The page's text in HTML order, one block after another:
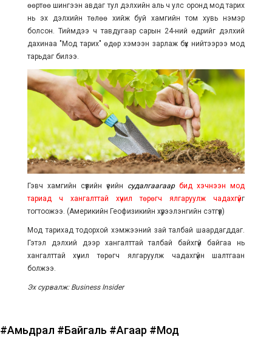
өөртөө шингээн авдаг тул дэлхийн аль ч улс оронд мод тарих
нь эх дэлхийн төлөө хийж буй хамгийн том хувь нэмэр
болсон. Тиймдээ ч тавдугаар сарын 24-ний өдрийг дэлхий
дахинаа "Мод тарих" өдөр хэмээн зарлаж бүх нийтээрээ мод
тарьдаг билээ.
Гэвч хамгийн сүүлийн үеийн судалгаагаар бид хэчнээн мод
тариад ч хангалттай хүчил төрөгч ялгаруулж чадахгүйг
тогтоожээ. (Америкийн Геофизикийн хүрээлэнгийн сэтгүүл)
Мод тарихад тодорхой хэмжээний зай талбай шаардагддаг.
Гэтэл дэлхий дээр хангалттай талбай байхгүй байгаа нь
хангалттай хүчил төрөгч ялгаруулж чадахгүйн шалтгаан
болжээ.
Эх сурвалж: Business Insider
#Амьдрал #Байгаль #Агаар #Мод